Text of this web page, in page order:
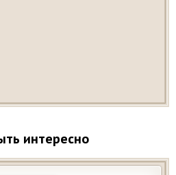
интересно